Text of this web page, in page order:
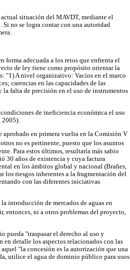
situación del MAVDT, mediante el
no se logra contar con una autoridad
adecuada a los retos que enfrenta el
de ley tiene como propósito orientar la
"1) A nivel organizativo: Vacíos en el marco
carencias en las capacidades de las
la falta de precisión en el uso de instrumentos
de ineficiencia económica el uso
aprobado en primera vuelta en la Comisión V
no es pertinente, puesto que los asuntos
Para estos últimos, resultaría más sabio
30 años de existencia y cuya factura
en los ámbitos global y nacional (Brañes,
los riesgos inherentes a la fragmentación del
con las diferentes iniciativas
introducción de mercados de aguas en
entonces, ni a otros problemas del proyecto,
pueda "traspasar el derecho al uso y
detalle los aspectos relacionados con las
"la concesión es la autorización que una
utilice el agua de dominio público para usos